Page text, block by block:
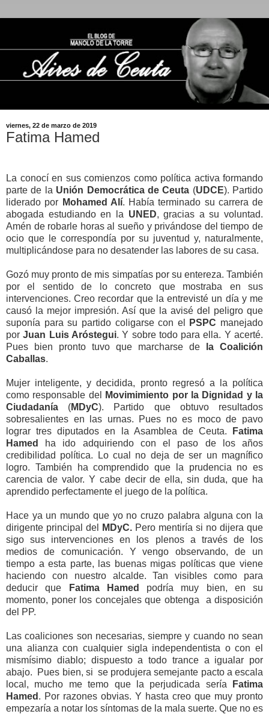
viernes, 22 de marzo de 2019
Fatima Hamed
La conocí en sus comienzos como política activa formando
parte de la Unión Democrática de Ceuta (UDCE). Partido
liderado por Mohamed Alí. Había terminado su carrera de
abogada estudiando en la UNED, gracias a su voluntad.
Amén de robarle horas al sueño y privándose del tiempo de
ocio que le correspondía por su juventud y, naturalmente,
multiplicándose para no desatender las labores de su casa.
Gozó muy pronto de mis simpatías por su entereza. También
por el sentido de lo concreto que mostraba en sus
intervenciones. Creo recordar que la entrevisté un día y me
causó la mejor impresión. Así que la avisé del peligro que
suponía para su partido coligarse con el
PSPC manejado
porJuan Luis Aróstegui. Y sobre todo para ella. Y acerté.
Pues bien pronto tuvo que marcharse de
la Coalición
Caballas.
Mujer inteligente, y decidida, pronto regresó a la política
como responsable del
Movimimiento por la Dignidad y la
Ciudadanía (MDyC). Partido que obtuvo resultados
sobresalientes en las urnas. Pues no es moco de pavo
lograr tres diputados en la Asamblea de Ceuta.
Fatima
Hamed
ha ido adquiriendo con el paso de los años
credibilidad política. Lo cual no deja de ser un magnífico
logro. También ha comprendido que la prudencia no es
carencia de valor. Y cabe decir de ella, sin duda, que ha
aprendido perfectamente el juego de la política.
Hace ya un mundo que yo no cruzo palabra alguna con la
dirigente principal del
MDyC. Pero mentiría si no dijera que
sigo sus intervenciones en los plenos a través de los
medios de comunicación. Y vengo observando, de un
tiempo a esta parte, las buenas migas políticas que viene
haciendo con nuestro alcalde. Tan visibles como para
deducir que
Fatima Hamed podría muy bien, en su
momento, poner los concejales que obtenga a disposición
del PP.
Las coaliciones son necesarias, siempre y cuando no sean
una alianza con cualquier sigla independentista o con el
mismísimo diablo; dispuesto a todo trance a igualar por
abajo. Pues bien, si se produjera semejante pacto a escala
local, mucho me temo que la perjudicada sería
Fatima
Hamed . Por razones obvias. Y hasta creo que muy pronto
empezaría a notar los síntomas de la mala suerte. Que no es